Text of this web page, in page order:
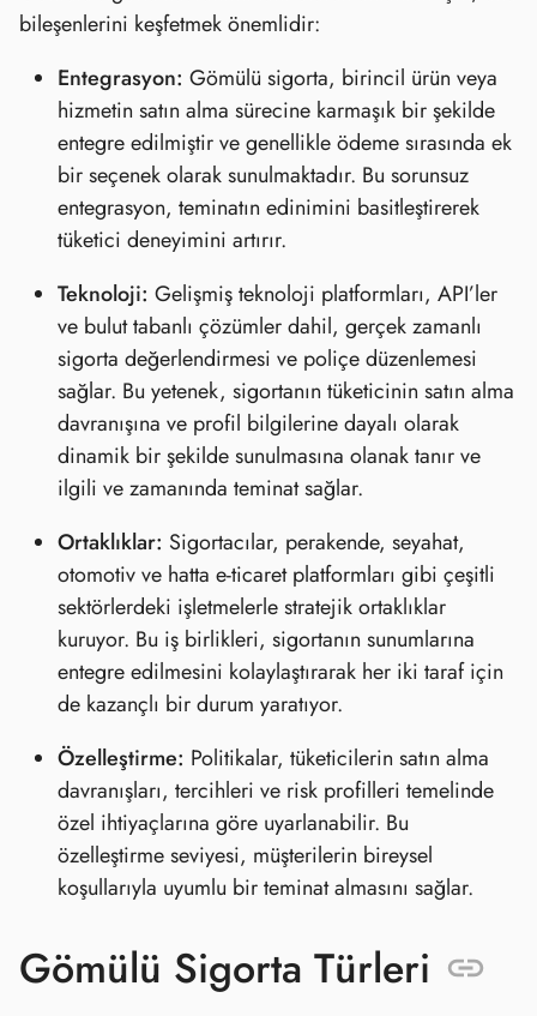
bileşenlerini keşfetmek önemlidir:
Entegrasyon: Gömülü sigorta, birincil ürün veya
hizmetin satın alma sürecine karmaşık bir şekilde
entegre edilmiştir ve genellikle ödeme sırasında ek
bir seçenek olarak sunulmaktadır. Bu sorunsuz
entegrasyon, teminatın edinimini basitleştirerek
tüketici deneyimini artırır.
Teknoloji: Gelişmiş teknoloji platformları, API’ler
ve bulut tabanlı çözümler dahil, gerçek zamanlı
sigorta değerlendirmesi ve poliçe düzenlemesi
sağlar. Bu yetenek, sigortanın tüketicinin satın alma
davranışına ve profil bilgilerine dayalı olarak
dinamik bir şekilde sunulmasına olanak tanır ve
ilgili ve zamanında teminat sağlar.
Ortaklıklar: Sigortacılar, perakende, seyahat,
otomotiv ve hatta e-ticaret platformları gibi çeşitli
sektörlerdeki işletmelerle stratejik ortaklıklar
kuruyor. Bu iş birlikleri, sigortanın sunumlarına
entegre edilmesini kolaylaştırarak her iki taraf için
de kazançlı bir durum yaratıyor.
Özelleştirme: Politikalar, tüketicilerin satın alma
davranışları, tercihleri ve risk profilleri temelinde
özel ihtiyaçlarına göre uyarlanabilir. Bu
özelleştirme seviyesi, müşterilerin bireysel
koşullarıyla uyumlu bir teminat almasını sağlar.
Gömülü Sigorta Türleri